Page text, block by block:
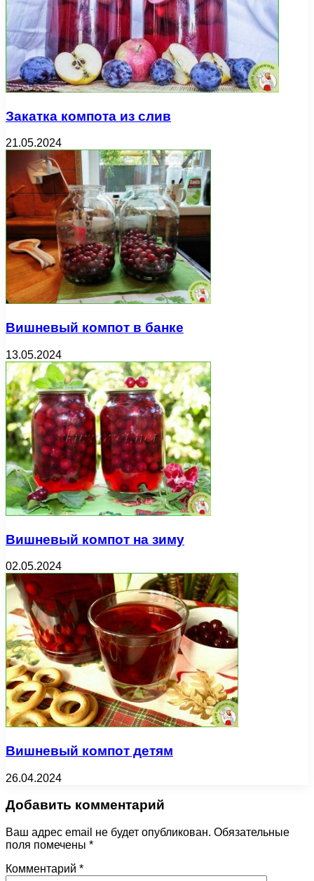
Закатка компота из слив
21.05.2024
Вишневый компот в банке
13.05.2024
Вишневый компот на зиму
02.05.2024
Вишневый компот детям
26.04.2024
Добавить комментарий
Ваш адрес email не будет опубликован. Обязательные
поля помечены *
Комментарий *